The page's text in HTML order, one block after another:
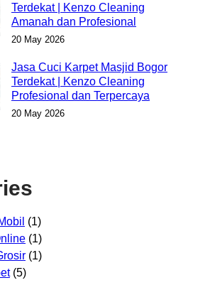
Terdekat | Kenzo Cleaning
Amanah dan Profesional
20 May 2026
Jasa Cuci Karpet Masjid Bogor
Terdekat | Kenzo Cleaning
Profesional dan Terpercaya
20 May 2026
(1)
(1)
(1)
(5)